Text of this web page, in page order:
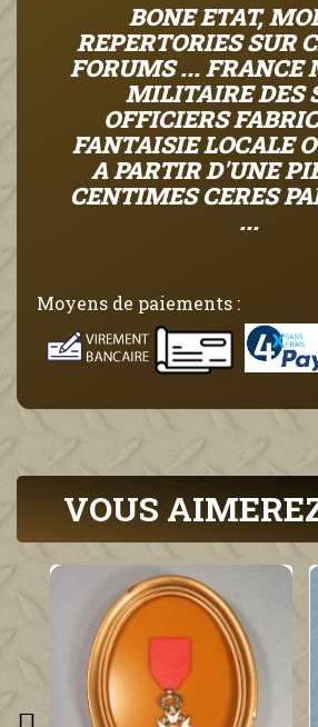
BONE ETAT,
REPERTORIES SUR
FORUMS ...FRANCE
MILITAIRE DES
OFFICIERS
FANTAISIE LOCALE
A PARTIR D'UNE
CENTIMES CERES
...
Moyens de paiements :
VOUS